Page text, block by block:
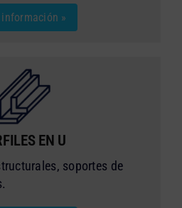
»
EN U
soportes de